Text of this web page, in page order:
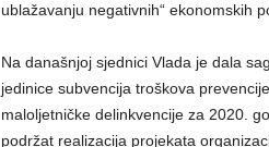
ublažavanju negativnih“ ekonomskih
Na današnjoj sjednici Vlada je dala
jedinice subvencija troškova
maloljetničke delinkvencije za 2020.
podržat realizacija projekata